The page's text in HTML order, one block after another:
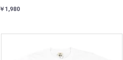
￥1,980